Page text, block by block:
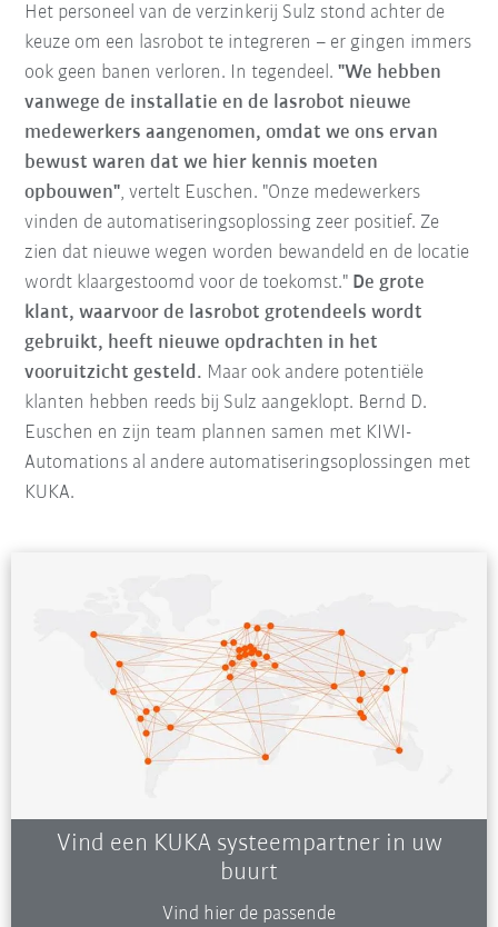
Het personeel van de verzinkerij Sulz stond achter de
keuze om een lasrobot te integreren – er gingen immers
ook geen banen verloren. In tegendeel."We hebben
vanwege de installatie en de lasrobot nieuwe
medewerkers aangenomen, omdat we ons ervan
bewust waren dat we hier kennis moeten
opbouwen", vertelt Euschen. "Onze medewerkers
vinden de automatiseringsoplossing zeer positief. Ze
zien dat nieuwe wegen worden bewandeld en de locatie
wordt klaargestoomd voor de toekomst." De grote
klant, waarvoor de lasrobot grotendeels wordt
gebruikt, heeft nieuwe opdrachten in het
vooruitzicht gesteld. Maar ook andere potentiële
klanten hebben reeds bij Sulz aangeklopt. Bernd D.
Euschen en zijn team plannen samen met KIWI-
Automations al andere automatiseringsoplossingen met
KUKA.
Vind een KUKA systeempartner in uw
buurt
Vind hier de passende